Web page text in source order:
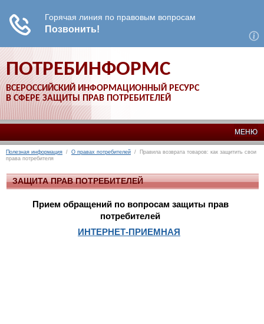
ПОТРЕБИНФОРМС
ВСЕРОССИЙСКИЙ ИНФОРМАЦИОННЫЙ РЕСУРС
В СФЕРЕ ЗАЩИТЫ ПРАВ ПОТРЕБИТЕЛЕЙ
МЕНЮ
Полезная информация / О правах потребителей / Правила возврата товаров: как защитить свои
права потребителя
ЗАЩИТА ПРАВ ПОТРЕБИТЕЛЕЙ
Прием обращений по вопросам защиты прав
потребителей
ИНТЕРНЕТ-ПРИЕМНАЯ